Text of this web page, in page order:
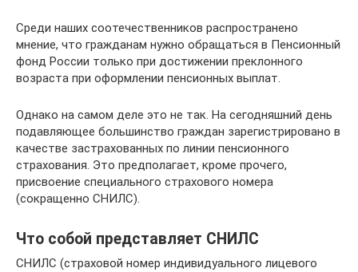
Среди наших соотечественников распространено
мнение, что гражданам нужно обращаться в Пенсионный
фонд России только при достижении преклонного
возраста при оформлении пенсионных выплат.
Однако на самом деле это не так. На сегодняшний день
подавляющее большинство граждан зарегистрировано в
качестве застрахованных по линии пенсионного
страхования. Это предполагает, кроме прочего,
присвоение специального страхового номера
(сокращенно СНИЛС).
Что собой представляет СНИЛС
СНИЛС (страховой номер индивидуального лицевого